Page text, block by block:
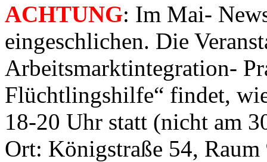
ACHTUNG: Im Mai-
eingeschlichen. Die
Arbeitsmarktintegration-
Flüchtlingshilfe“ findet,
18-20 Uhr statt (nicht am
Ort: Königstraße 54, Raum